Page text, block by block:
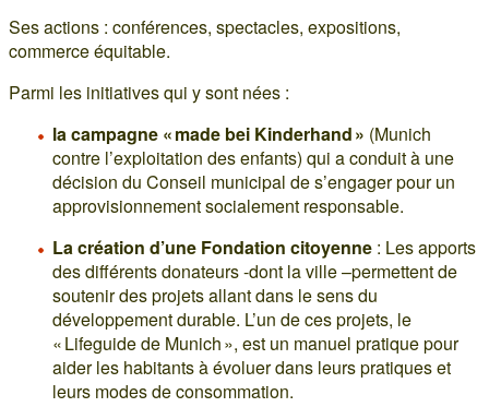
Ses actions : conférences, spectacles, expositions,
commerce équitable.
Parmi les initiatives qui y sont nées :
la campagne « made bei Kinderhand » (Munich
contre l’exploitation des enfants) qui a conduit à une
décision du Conseil municipal de s’engager pour un
approvisionnement socialement responsable.
La création d’une Fondation citoyenne : Les apports
des différents donateurs -dont la ville –permettent de
soutenir des projets allant dans le sens du
développement durable. L’un de ces projets, le
« Lifeguide de Munich », est un manuel pratique pour
aider les habitants à évoluer dans leurs pratiques et
leurs modes de consommation.